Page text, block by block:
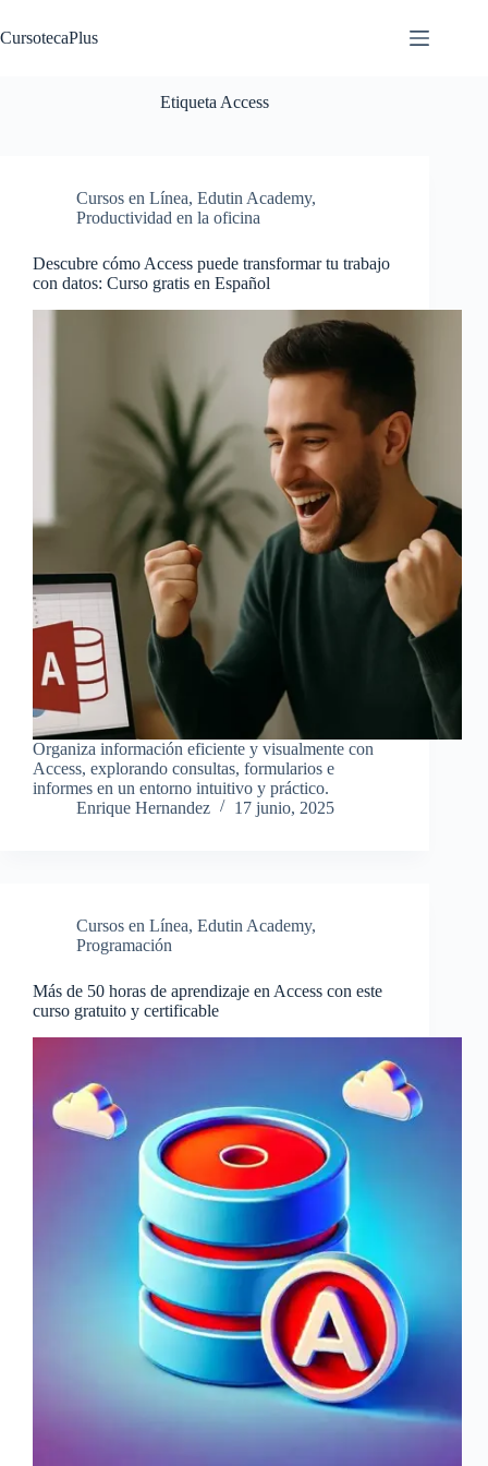
al
contenido
CursotecaPlus
Etiqueta Access
Cursos en Línea, Edutin Academy,
Productividad en la oficina
Descubre cómo Access puede transformar tu trabajo
con datos: Curso gratis en Español
Organiza información eficiente y visualmente con
Access, explorando consultas, formularios e
informes en un entorno intuitivo y práctico.
Enrique Hernandez
17 junio, 2025
Cursos en Línea, Edutin Academy,
Programación
Más de 50 horas de aprendizaje en Access con este
curso gratuito y certificable